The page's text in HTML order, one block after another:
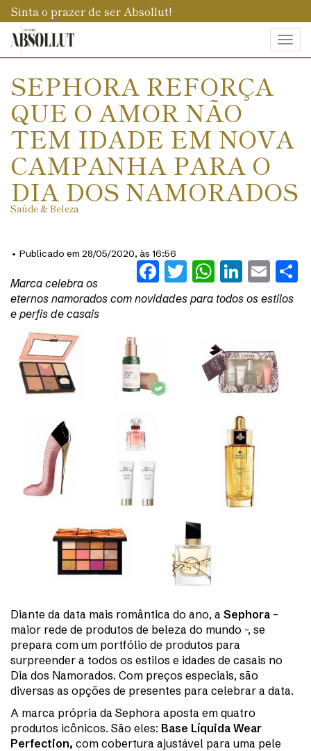
Sinta o prazer de ser Absollut!
SEPHORA REFORÇA
QUE O AMOR NÃO
TEM IDADE EM NOVA
CAMPANHA PARA O
DIA DOS NAMORADOS
Saúde & Beleza
• Publicado em 28/05/2020, às 16:56
Facebook
Twitter
Marca celebra os
eternos namorados com novidades para todos os estilos
e perfis de casais
Diante da data mais romântica do ano, a Sephora –
maior rede de produtos de beleza do mundo -, se
prepara com um portfólio de produtos para
surpreender a todos os estilos e idades de casais no
Dia dos Namorados. Com preços especiais, são
diversas as opções de presentes para celebrar a data.
A marca própria da Sephora aposta em quatro
produtos icônicos. São eles: Base Líquida Wear
Perfection, com cobertura ajustável para uma pele